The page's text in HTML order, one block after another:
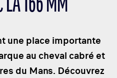
DURABLE
LA 166 MM
une place importante
au cheval cabré et
du Mans. Découvrez